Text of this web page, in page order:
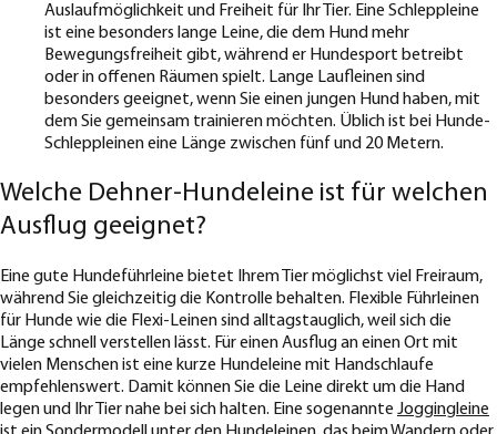
Auslaufmöglichkeit und Freiheit für Ihr Tier. Eine Schleppleine
ist eine besonders lange Leine, die dem Hund mehr
Bewegungsfreiheit gibt, während er Hundesport betreibt
oder in offenen Räumen spielt. Lange Laufleinen sind
besonders geeignet, wenn Sie einen jungen Hund haben, mit
dem Sie gemeinsam trainieren möchten. Üblich ist bei Hunde-
Schleppleinen eine Länge zwischen fünf und 20 Metern.
Welche Dehner-Hundeleine ist für welchen
Ausflug geeignet?
Eine gute Hundeführleine bietet Ihrem Tier möglichst viel Freiraum,
während Sie gleichzeitig die Kontrolle behalten. Flexible Führleinen
für Hunde wie die Flexi-Leinen sind alltagstauglich, weil sich die
Länge schnell verstellen lässt. Für einen Ausflug an einen Ort mit
vielen Menschen ist eine kurze Hundeleine mit Handschlaufe
empfehlenswert. Damit können Sie die Leine direkt um die Hand
legen und Ihr Tier nahe bei sich halten. Eine sogenannte Joggingleine